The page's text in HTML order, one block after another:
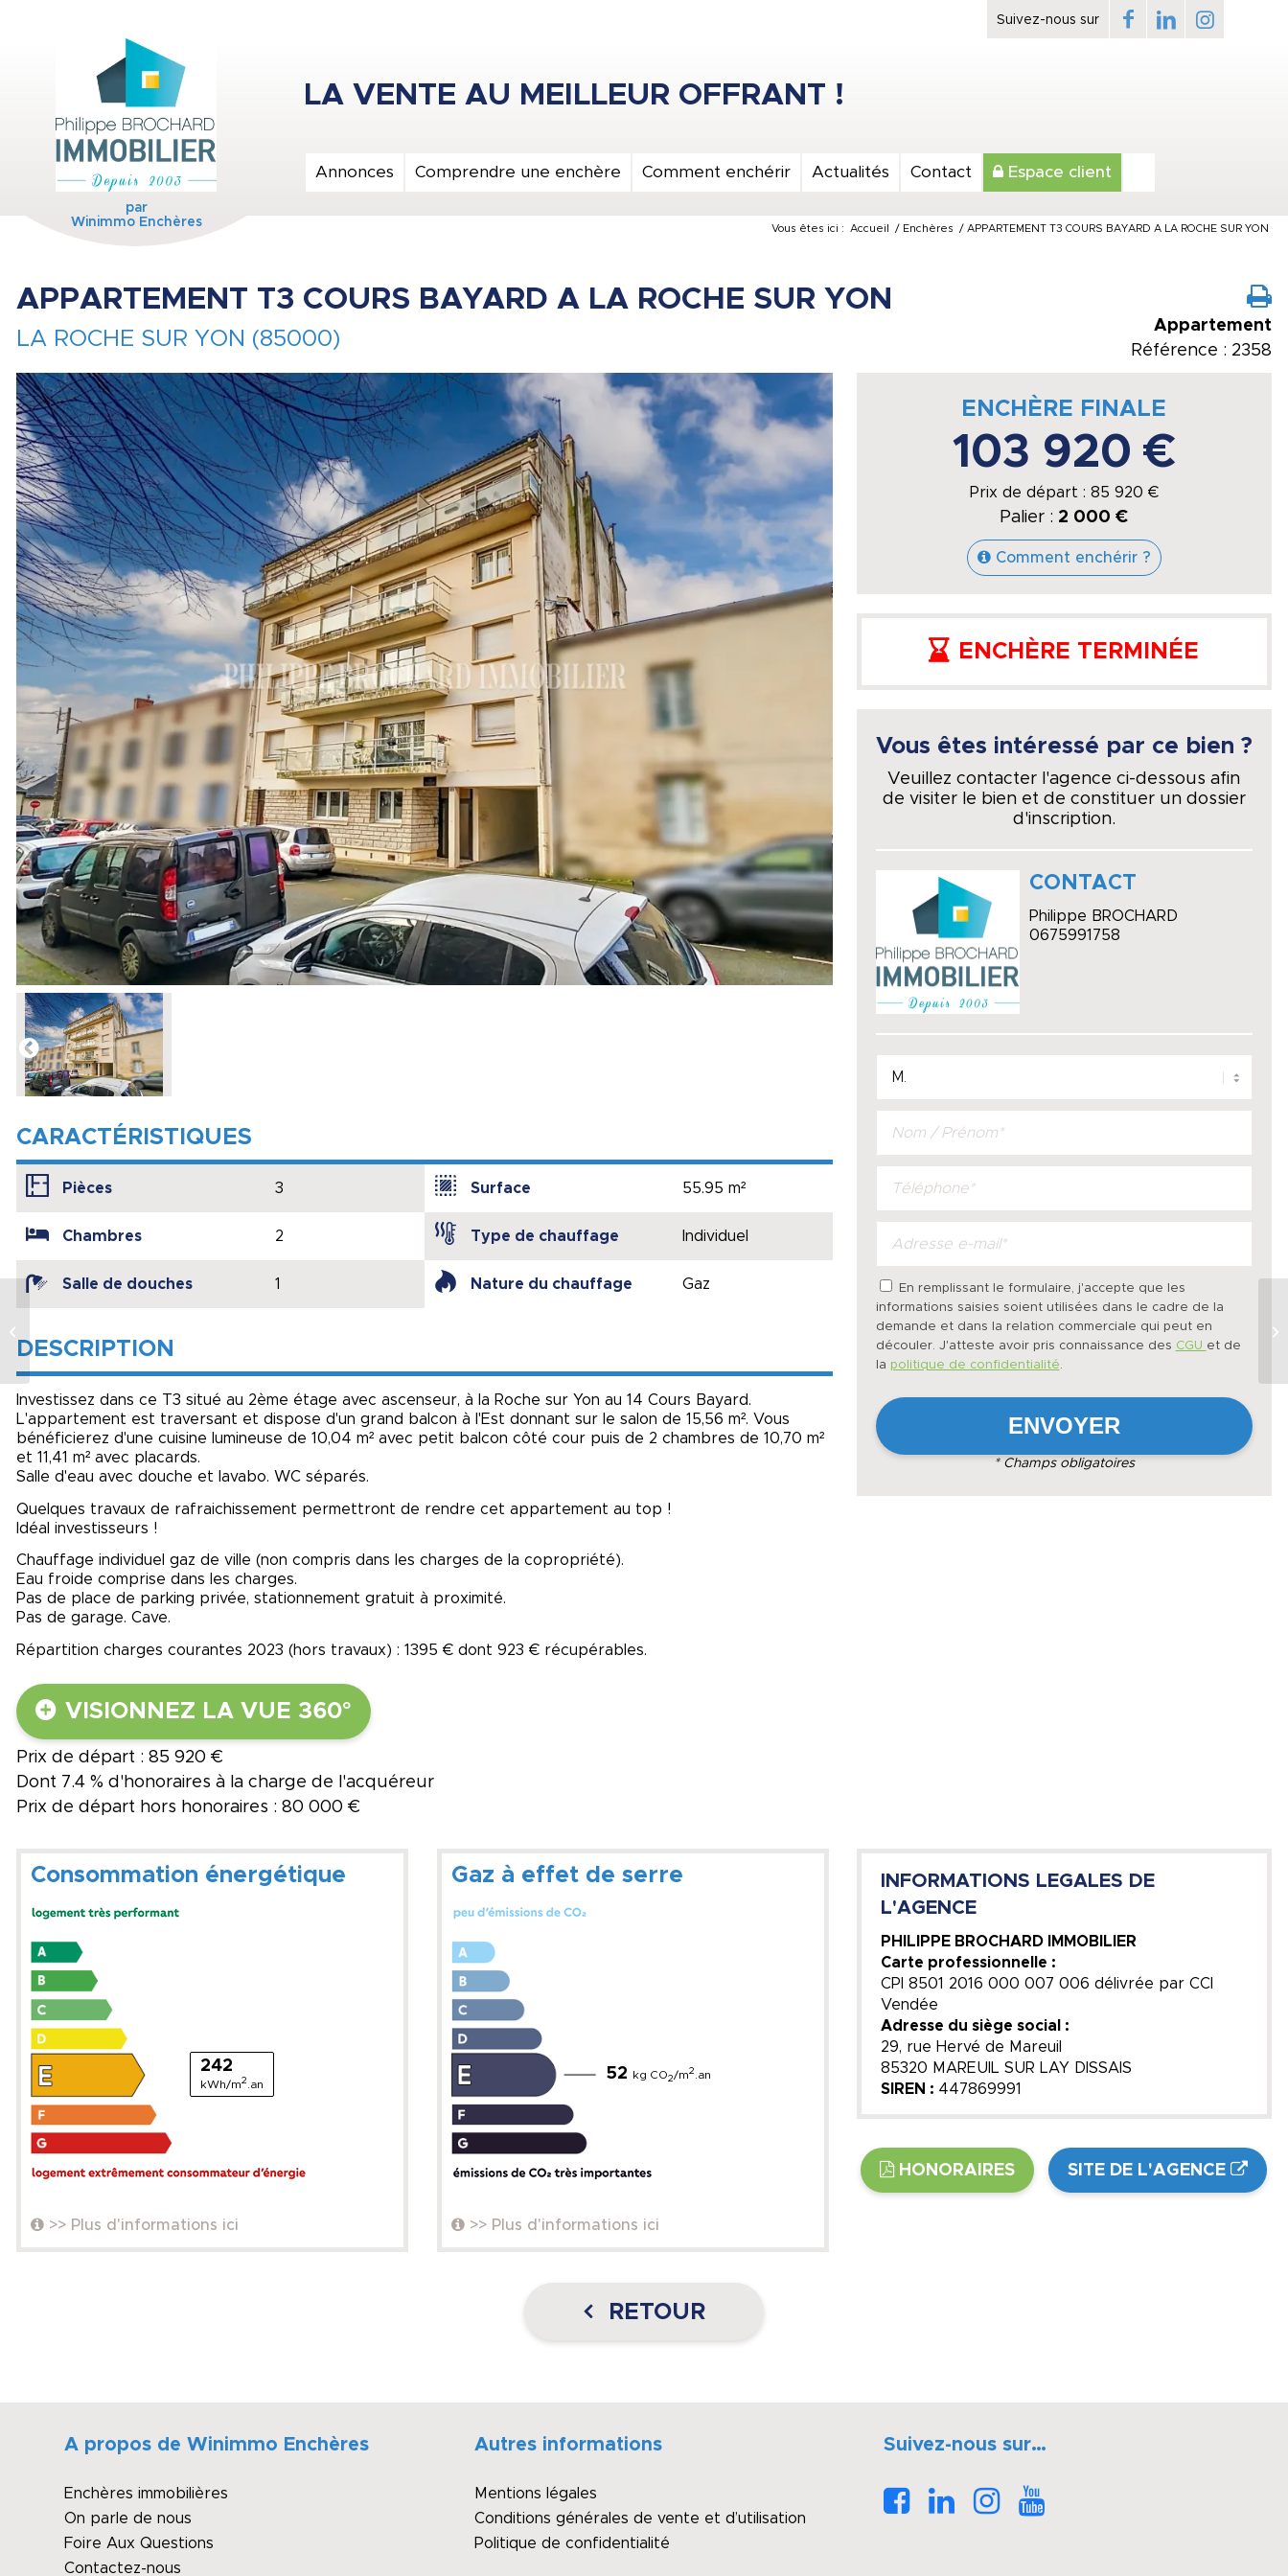
par
Winimmo Enchères
Annonces Comprendre une enchère Comment enchérir Actualités Contact Espace client
Vous êtes ici : Accueil / Enchères / APPARTEMENT T3 COURS BAYARD A LA ROCHE SUR YON
APPARTEMENT T3 COURS BAYARD A LA ROCHE SUR YON
LA ROCHE SUR YON (85000)
Appartement
Référence : 2358
CARACTÉRISTIQUES
Pièces 3
Chambres 2
Salle de douches 1
Surface 55.95 m²
Type de chauffage Individuel
Nature du chauffage Gaz
DESCRIPTION
Investissez dans ce T3 situé au 2ème étage avec ascenseur, à la Roche sur Yon au 14 Cours Bayard.
L'appartement est traversant et dispose d'un grand balcon à l'Est donnant sur le salon de 15,56 m². Vous
bénéficierez d'une cuisine lumineuse de 10,04 m² avec petit balcon côté cour puis de 2 chambres de 10,70 m²
et 11,41 m² avec placards.
Salle d'eau avec douche et lavabo. WC séparés.
Quelques travaux de rafraichissement permettront de rendre cet appartement au top !
Idéal investisseurs !
Chauffage individuel gaz de ville (non compris dans les charges de la copropriété).
Eau froide comprise dans les charges.
Pas de place de parking privée, stationnement gratuit à proximité.
Pas de garage. Cave.
Répartition charges courantes 2023 (hors travaux) : 1395 € dont 923 € récupérables.
VISIONNEZ LA VUE 360°
Prix de départ : 85 920 €
Dont 7.4 % d'honoraires à la charge de l'acquéreur
Prix de départ hors honoraires : 80 000 €
ENCHÈRE FINALE
103 920 €
Prix de départ : 85 920 €
Palier : 2 000 €
Comment enchérir ?
ENCHÈRE TERMINÉE
Vous êtes intéressé par ce bien ?
Veuillez contacter l'agence ci-dessous afin
de visiter le bien et de constituer un dossier
d'inscription.
CONTACT
Philippe BROCHARD
0675991758
En remplissant le formulaire, j'accepte que les
informations saisies soient utilisées dans le cadre de la
demande et dans la relation commerciale qui peut en
découler. J'atteste avoir pris connaissance des CGU et de
la politique de confidentialité.
* Champs obligatoires
Consommation énergétique
242
kWh/m2 .an
>> Plus d'informations ici
Gaz à effet de serre
52 kg CO2/m2 .an
>> Plus d'informations ici
INFORMATIONS LEGALES DE
L'AGENCE
PHILIPPE BROCHARD IMMOBILIER
Carte professionnelle :
CPI 8501 2016 000 007 006 délivrée par CCI
Vendée
Adresse du siège social :
29, rue Hervé de Mareuil
85320 MAREUIL SUR LAY DISSAIS
SIREN : 447869991
HONORAIRES SITE DE L'AGENCE
RETOUR
A propos de Winimmo Enchères
Enchères immobilières
On parle de nous
Foire Aux Questions
Contactez-nous
Autres informations
Mentions légales
Conditions générales de vente et d’utilisation
Politique de confidentialité
Suivez-nous sur…
MAREUIL SUR LAY